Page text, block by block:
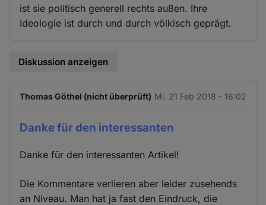
ist sie politisch generell rechts außen. Ihre
Ideologie ist durch und durch völkisch geprägt.
Diskussion anzeigen
Thomas Göthel (nicht überprüft) Mi. 21 Feb 2018 - 16:02
Danke für den interessanten
Danke für den interessanten Artikel!
Die Kommentare verlieren aber leider zusehends
an Niveau. Man hat ja fast den Eindruck, die